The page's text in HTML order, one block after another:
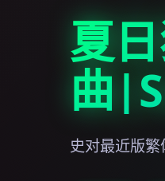
夏
曲
史对最近版